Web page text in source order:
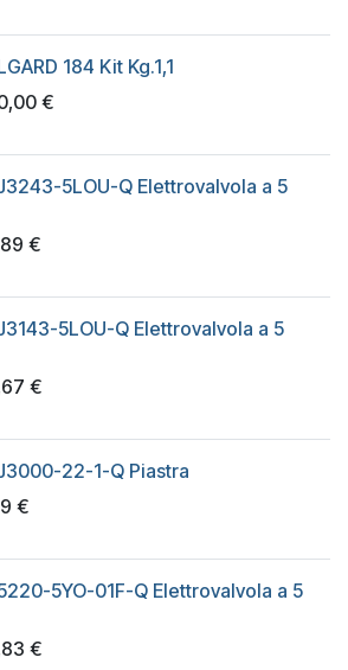
184 Kit Kg.1,1
€
5LOU-Q Elettrovalvola a 5
€
5LOU-Q Elettrovalvola a 5
€
22-1-Q Piastra
€
5YO-01F-Q Elettrovalvola a 5
€